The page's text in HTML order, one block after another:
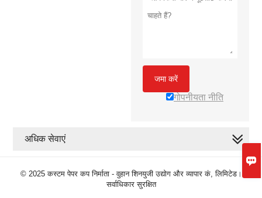

जमा करें
गोपनीयता नीति
अधिक सेवाएं
© 2025 कस्टम पेपर कप निर्माता - वुहान शिनयुजी उद्योग और व्यापार कं, लिमिटेड।
सर्वाधिकार सुरक्षित